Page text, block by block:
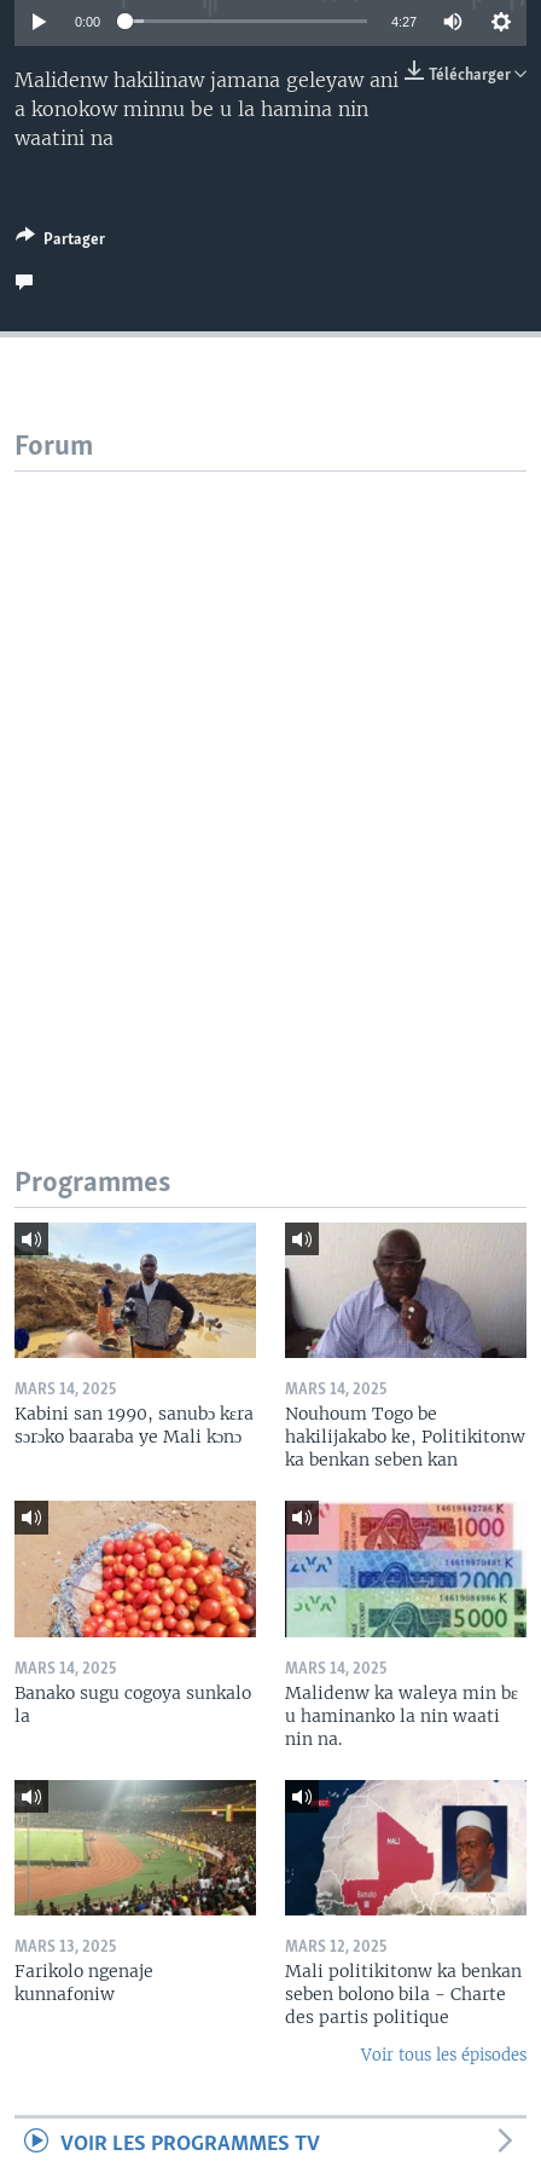
0:00 4:27
Télécharger
Malidenw hakilinaw jamana geleyaw ani
a konokow minnu be u la hamina nin
waatini na
Partager
Forum
Programmes
MARS 14, 2025
Kabini san 1990, sanubɔ kɛra
sɔrɔko baaraba ye Mali kɔnɔ
MARS 14, 2025
Nouhoum Togo be
hakilijakabo ke, Politikitonw
ka benkan seben kan
MARS 14, 2025
Banako sugu cogoya sunkalo
la
MARS 14, 2025
Malidenw ka waleya min bɛ
u haminanko la nin waati
nin na.
MARS 13, 2025
Farikolo ngenaje
kunnafoniw
MARS 12, 2025
Mali politikitonw ka benkan
seben bolono bila - Charte
des partis politique
Voir tous les épisodes
VOIR LES PROGRAMMES TV